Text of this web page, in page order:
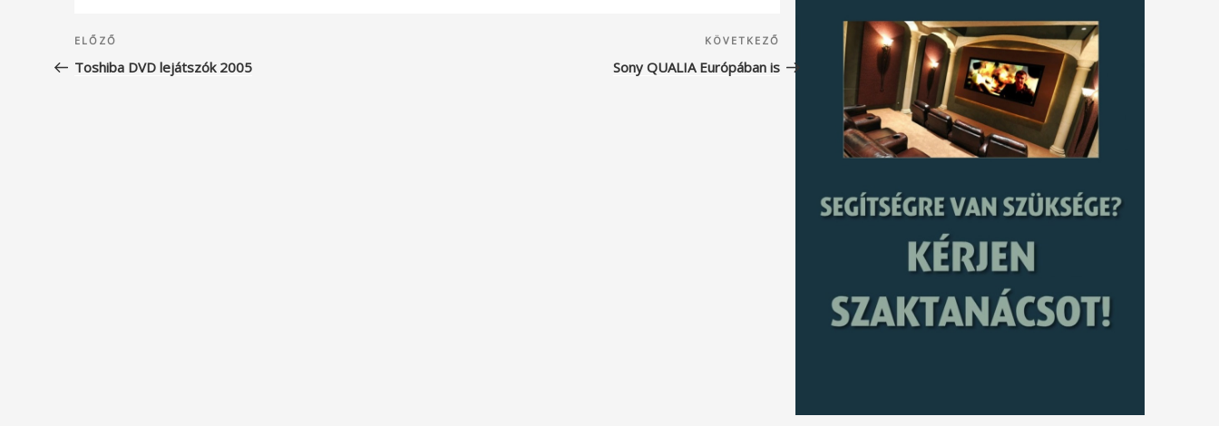
Bejegyzés
navigáció
Korábbi
bejegyzés
ELŐZŐ
Toshiba DVD lejátszók 2005
Következő
bejegyzés
KÖVETKEZŐ
Sony QUALIA Európában is